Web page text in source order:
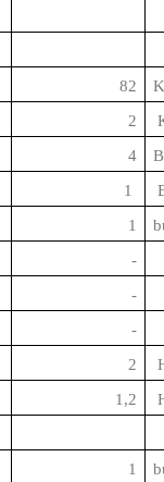
82
2
4
1
1
-
-
-
2
1,2
1